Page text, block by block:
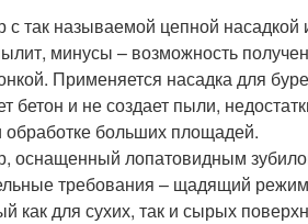
так называемой цепной
минусы – возможность
Применяется насадка для
бетон и не создает пыли,
обработке больших площадей.
оснащенный лопатовидным
требования – щадящий
как для сухих, так и сырых